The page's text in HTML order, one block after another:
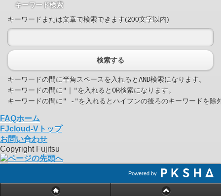
キーワード検索
キーワードまたは文章で検索できます(200文字以内)
検索する
キーワードの間に半角スペースを入れるとAND検索になります。
キーワードの間に"｜"を入れるとOR検索になります。
FAQホーム
FJcloud-Vトップ
お問い合わせ
Copyright Fujitsu
Powered by